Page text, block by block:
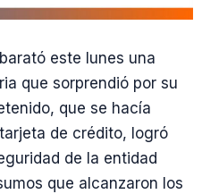
este lunes una
que sorprendió por su
que se hacía
de crédito, logró
de la entidad
que alcanzaron los